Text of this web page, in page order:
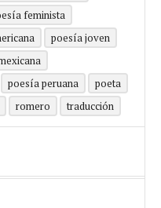
feminista
poesía joven
poesía peruana
poeta
romero traducción